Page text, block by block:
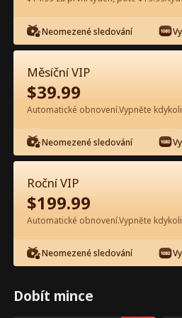
Sledujte
Epizoda 39 - Dvojčata
maminku zpět Celý
Neomezené sledování
Měsíční VIP
$39.99
Automatické obnovení.Vypněte
Neomezené sledování
Roční VIP
$199.99
Automatické obnovení.Vypněte
Neomezené sledování
Dobít mince